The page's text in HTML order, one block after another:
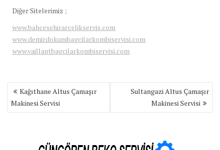
Diğer Sitelerimiz ;
www.bahcesehirarcelikservis.com
www.demirdokumbagcilarkombiservisi.com
www.vaillantbagcilarkombiservisi.com
Yazı
gezinmesi
Kağıthane Altus Çamaşır
Makinesi Servisi
Sultangazi Altus Çamaşır
Makinesi Servisi